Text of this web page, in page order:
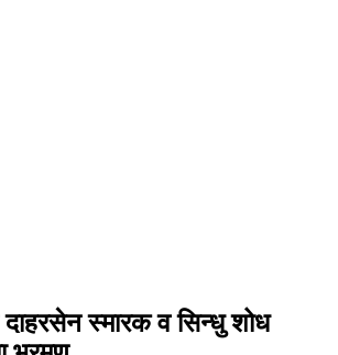
दाहरसेन स्मारक व सिन्धु शोध